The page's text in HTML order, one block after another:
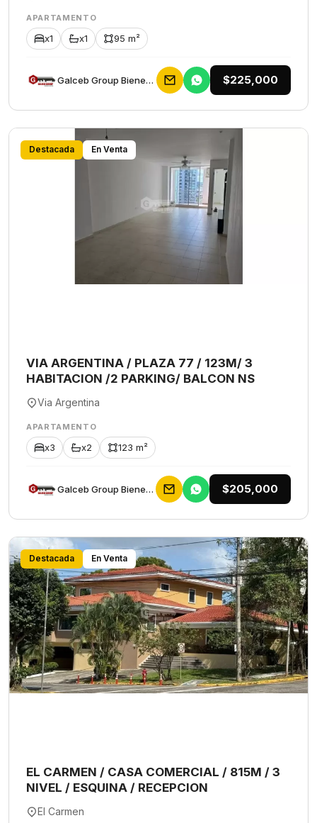
APARTAMENTO
x1 x1 95 m²
Galceb Group Bienes Raices $225,000
Destacada En Venta
VIA ARGENTINA / PLAZA 77 / 123M/ 3
HABITACION /2 PARKING/ BALCON NS
Via Argentina
APARTAMENTO
x3 x2 123 m²
Galceb Group Bienes Raices $205,000
Destacada En Venta
EL CARMEN / CASA COMERCIAL / 815M / 3
NIVEL / ESQUINA / RECEPCION
El Carmen